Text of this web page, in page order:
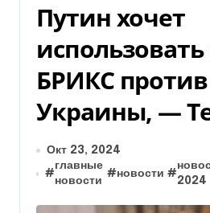
Путин хочет
БРИКС против
Украины, —
Окт 23, 2024
#
главные
новости
#новости #
2024